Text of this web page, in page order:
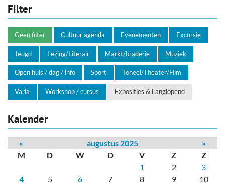
Filter
Geen filter Cultuur agenda Evenementen Excursie
Jeugd Lezing/Literair Markt/braderie Muziek
Open huis / dag / info Sport Toneel/Theater/Film
Varia Workshop / cursus Exposities & Langlopend
Kalender
« augustus 2025
»
M
D W D V Z
Z
1
2
3
4
5 6 7 8 9
10